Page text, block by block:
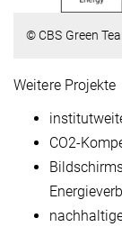
© CBS Green
Weitere Projekte
CO2-